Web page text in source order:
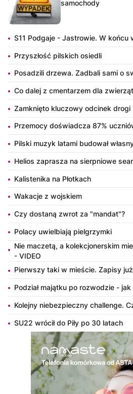
samochody
S11 Podgaje - Jastrowie. W
Przyszłość pilskich osiedli
Posadzili drzewa. Zadbali sami o
Co dalej z cmentarzem dla
Zamknięto kluczowy odcinek drogi
Przemocy doświadcza 87%
Pilski muzyk latami budował
Helios zaprasza na sierpniowe
Kalistenika na Płotkach
Wakacje z wojskiem
Czy dostaną zwrot za "mandat"?
Polacy uwielbiają pielgrzymki
Nie maczetą, a kolekcjonerskim
- VIDEO
Pierwszy taki w mieście. Zapisy
Podział majątku po rozwodzie -
Kolejny niebezpieczny challenge.
SU22 wrócił do Piły po 30 latach